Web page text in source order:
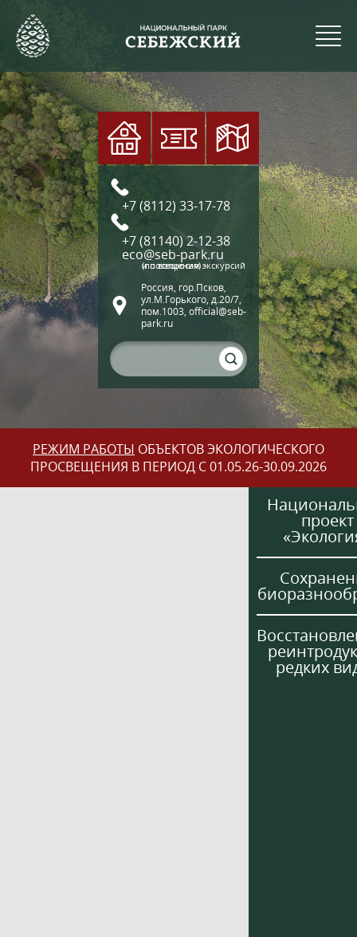
+7 (8112) 33-17-78
+7 (81140) 2-12-38
eco@seb-park.ru
(по вопросам экскурсий и посещения)
Россия, гор.Псков,
ул.М.Горького, д.20/7,
пом.1003, official@seb-
park.ru
РЕЖИМ РАБОТЫ ОБЪЕКТОВ ЭКОЛОГИЧЕСКОГО
ПРОСВЕЩЕНИЯ В ПЕРИОД С 01.05.26-30.09.2026
проект
редких